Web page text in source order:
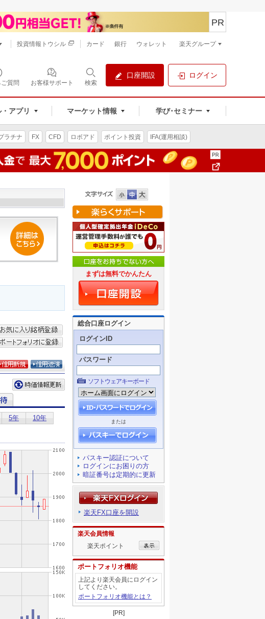
質問 お客様サポート 検索
口座開設 ログイン
アプリ マーケット情報 学び･セミナー
PR
投資情報トウシル カード 銀行 ウォレット 楽天グループ
ラチナ FX CFD ロボアド ポイント投資 IFA(運用相談)
まずは無料でかんたん
総合口座ログイン
ログインID
パスワード
ソフトウェアキーボード
または
パスキー認証について
ログインにお困りの方
暗証番号は定期的に更新
楽天FX口座を開設
楽天会員情報
楽天ポイント
ポートフォリオ機能
上記より楽天会員にログイン
してください。
ポートフォリオ機能とは？
[PR]